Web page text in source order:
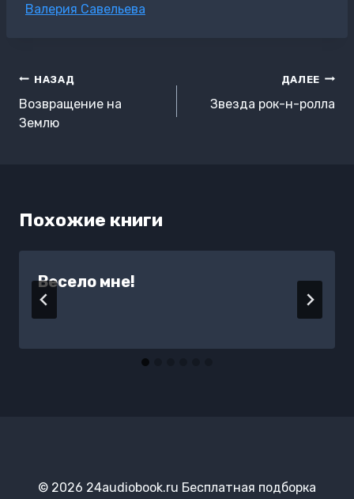
Метки
Валерия Савельева
Навигация
по
записям
НАЗАД
Возвращение на
Землю
ДАЛЕЕ
Звезда рок-н-ролла
Похожие книги
Весело мне!
© 2026 24audiobook.ru Бесплатная подборка